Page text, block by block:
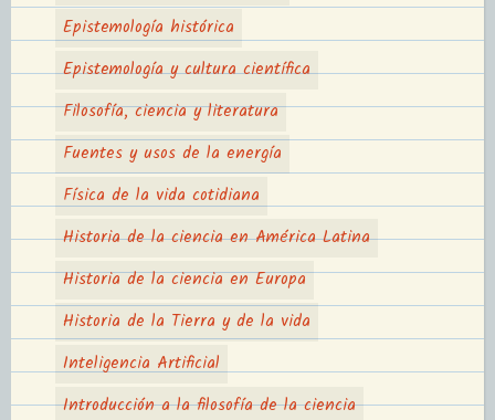
Epistemología histórica
Epistemología y cultura científica
Filosofía, ciencia y literatura
Fuentes y usos de la energía
Física de la vida cotidiana
Historia de la ciencia en América Latina
Historia de la ciencia en Europa
Historia de la Tierra y de la vida
Inteligencia Artificial
Introducción a la filosofía de la ciencia